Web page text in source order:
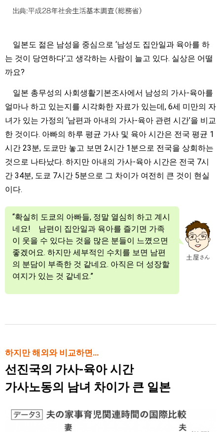
일본도 젊은 남성을 중심으로 ‘남성도 집안일과 육아를 하
는 것이 당연하다’고 생각하는 사람이 늘고 있다. 실상은 어떨
까요?
일본 총무성의 사회생활기본조사에서 남성의 가사-육아를
얼마나 하고 있는지를 시각화한 자료가 있는데, 6세 미만의 자
녀가 있는 가정의 ‘남편과 아내의 가사-육아 관련 시간’을 비교
한 것이다. 아빠의 하루 평균 가사 및 육아 시간은 전국 평균 1
시간 23분, 도쿄만 놓고 보면 2시간 1분으로 전국을 상회하는
것으로 나타났다. 하지만 아내의 가사-육아 시간은 전국 7시
간 34분, 도쿄 7시간 5분으로 그 차이가 여전히 큰 것이 현실
이다.
“확실히 도쿄의 아빠들, 정말 열심히 하고 계시
네요! 남편이 집안일과 육아를 즐기면 가족
이 웃을 수 있다는 것을 많은 분들이 느꼈으면
좋겠어요. 하지만 세부적인 수치를 보면 남편
의 분담이 부족한 것 같네요. 아직은 더 성장할
여지가 있는 것 같네요.”
하지만 해외와 비교하면…
선진국의 가사-육아 시간
가사노동의 남녀 차이가 큰 일본